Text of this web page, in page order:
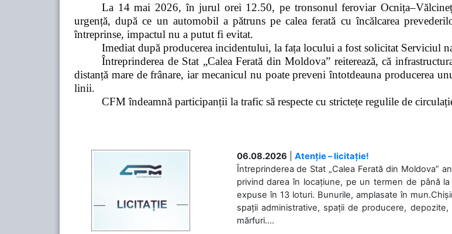
La 14 mai 2026, în jurul orei 12.50, pe tronsonul feroviar
urgență, după ce un automobil a pătruns pe calea ferată cu încălcarea
întreprinse, impactul nu a putut fi evitat.
Imediat după producerea incidentului, la fața locului a fost solicitat Serviciul
Întreprinderea de Stat „Calea Ferată din Moldova” reiterează, că
distanță mare de frânare, iar mecanicul nu poate preveni întotdeauna producerea
linii.
CFM îndeamnă participanții la trafic să respecte cu strictețe regulile de
06.08.2026
Atenție – licitație!
Întreprinderea de Stat „Calea Ferată din Moldova”
privind darea în locațiune, pe un termen de până
expuse în 13 loturi. Bunurile, amplasate în
spații administrative, spații de producere,
mărfuri....